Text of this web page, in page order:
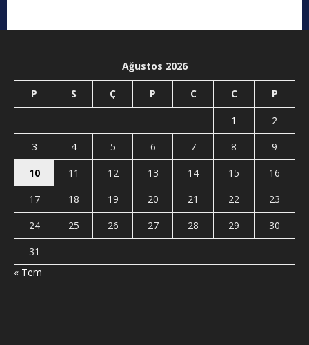
Ağustos 2026
P S Ç P C C P
1
2
3
4 5 6 7 8
9
10
11 12 13 14 15
16
17
18 19 20 21 22
23
24
25 26 27 28 29
30
31
« Tem